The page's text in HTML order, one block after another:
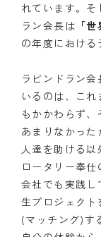
れています。
ラン会長は 「
の年度における
ラビンドラン
いるのは、こ
もかかわらず
あまりなかっ
人達を助ける以
ロータリー奉
会社でも実践
生プロジェク
(マッチング)す